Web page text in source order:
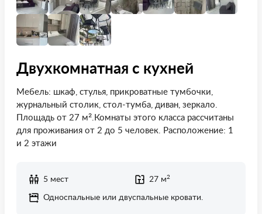
Двухкомнатная с кухней
Мебель: шкаф, стулья, прикроватные тумбочки,
журнальный столик, стол-тумба, диван, зеркало.
Площадь от 27 м².Комнаты этого класса рассчитаны
для проживания от 2 до 5 человек. Расположение: 1
и 2 этажи
5 мест 27 м2
Односпальные или двуспальные кровати.